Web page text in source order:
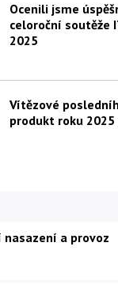
Ocenili jsme
celoroční soutěže
2025
Vítězové
produkt roku
a provoz